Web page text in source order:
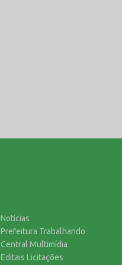
Notícias
Prefeitura Trabalhando
Central Multimídia
Editais Licitações